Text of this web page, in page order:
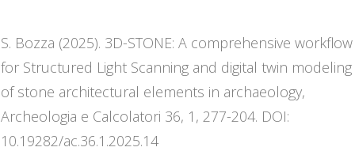
S. Bozza (2025). 3D-STONE: A comprehensive workflow
for Structured Light Scanning and digital twin modeling
of stone architectural elements in archaeology,
Archeologia e Calcolatori 36, 1, 277-204. DOI:
10.19282/ac.36.1.2025.14